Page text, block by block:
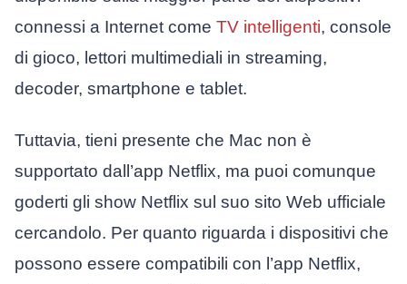
connessi a Internet come TV intelligenti, console
di gioco, lettori multimediali in streaming,
decoder, smartphone e tablet.
Tuttavia, tieni presente che Mac non è
supportato dall’app Netflix, ma puoi comunque
goderti gli show Netflix sul suo sito Web ufficiale
cercandolo. Per quanto riguarda i dispositivi che
possono essere compatibili con l’app Netflix,